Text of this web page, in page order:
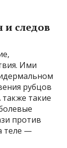
и следов
Ими
рубцов
также такие
против
теле —